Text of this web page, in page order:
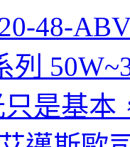
48-
列
只是基本